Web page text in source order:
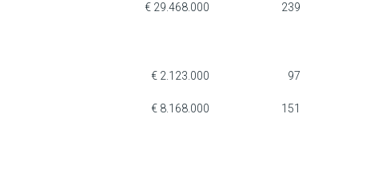
€ 29.468.000 239
€ 2.123.000 97
€ 8.168.000 151